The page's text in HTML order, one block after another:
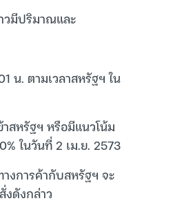
วมีปริมาณและ
น. ตามเวลาสหรัฐฯ ใน
สหรัฐฯ หรือมีแนวโน้ม
ในวันที่ 2 เม.ย. 2573
งการค้ากับสหรัฐฯ จะ
งดังกล่าว